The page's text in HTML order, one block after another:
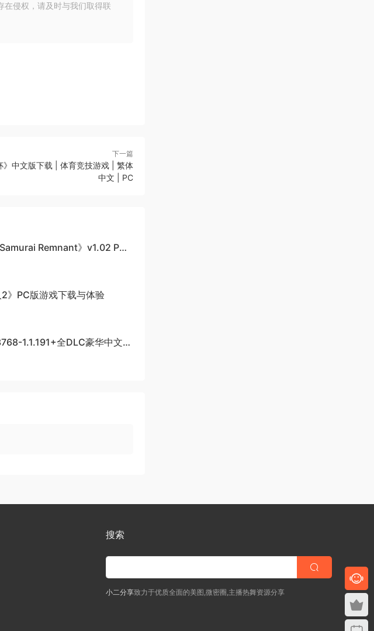
侵权，请及时与我们取得联
下一篇
》中文版下载 | 体育竞技游戏 | 繁体
中文 | PC
Remnant》v1.02 PC
》PC版游戏下载与体验
1.1.191+全DLC豪华中文版
搜索
小二分享致力于优质全面的美图,微密圈,主播热舞资源分享